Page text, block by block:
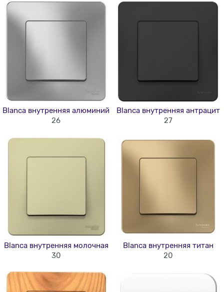
Blanca внутренняя алюминий
26
Blanca внутренняя антрацит
27
Blanca внутренняя молочная
30
Blanca внутренняя титан
20